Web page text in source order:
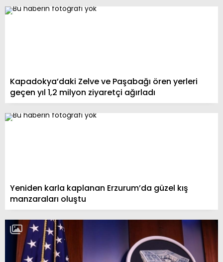
Kapadokya’daki Zelve ve Paşabağı ören yerleri
geçen yıl 1,2 milyon ziyaretçi ağırladı
Yeniden karla kaplanan Erzurum’da güzel kış
manzaraları oluştu